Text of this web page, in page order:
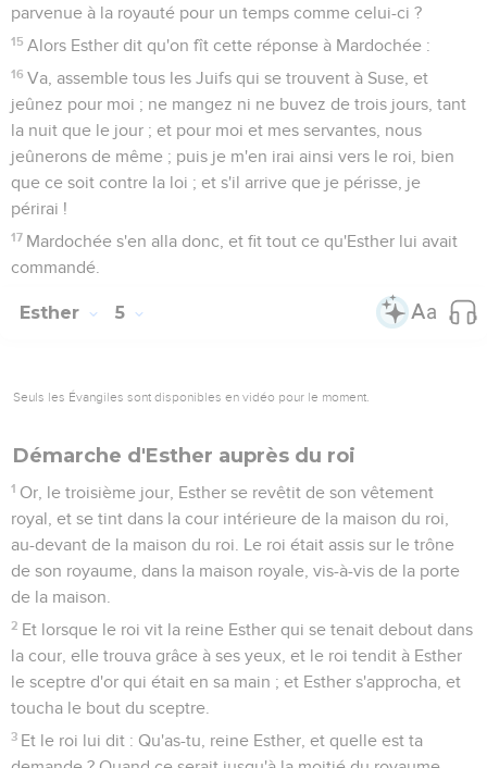
parvenue à la royauté pour un temps comme celui-ci ?
15 Alors Esther dit qu'on fît cette réponse à Mardochée :
16 Va, assemble tous les Juifs qui se trouvent à Suse, et
jeûnez pour moi ; ne mangez ni ne buvez de trois jours, tant
la nuit que le jour ; et pour moi et mes servantes, nous
jeûnerons de même ; puis je m'en irai ainsi vers le roi, bien
que ce soit contre la loi ; et s'il arrive que je périsse, je
périrai !
17 Mardochée s'en alla donc, et fit tout ce qu'Esther lui avait
commandé.
Esther 5
Seuls les Évangiles sont disponibles en vidéo pour le moment.
Démarche d'Esther auprès du roi
1 Or, le troisième jour, Esther se revêtit de son vêtement
royal, et se tint dans la cour intérieure de la maison du roi,
au-devant de la maison du roi. Le roi était assis sur le trône
de son royaume, dans la maison royale, vis-à-vis de la porte
de la maison.
2 Et lorsque le roi vit la reine Esther qui se tenait debout dans
la cour, elle trouva grâce à ses yeux, et le roi tendit à Esther
le sceptre d'or qui était en sa main ; et Esther s'approcha, et
toucha le bout du sceptre.
3 Et le roi lui dit : Qu'as-tu, reine Esther, et quelle est ta